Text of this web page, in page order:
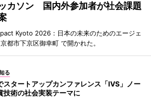
カソン 国内外参加者が社会課題
Kyoto 2026：日本の未来のためのエージェ
都市下京区御幸町 で開かれた。
る
スタートアップカンファレンス「IVS」ノー
技術の社会実装テーマに